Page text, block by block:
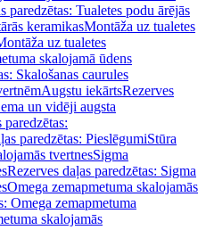
paredzētas: Tualetes podu ārējās
keramikasMontāža uz tualetes
uz tualetes
skalojamā ūdens
Skalošanas caurules
Augstu iekārtsRezerves
un vidēji augsta
paredzētas:
paredzētas: PieslēgumiStūra
tvertnesSigma
Rezerves daļas paredzētas: Sigma
Omega zemapmetuma skalojamās
Omega zemapmetuma
skalojamās